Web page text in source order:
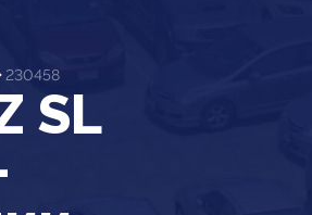
230458
SL